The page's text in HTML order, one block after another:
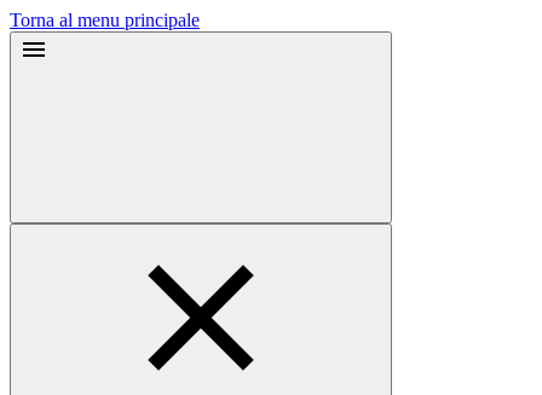
Torna al menu principale